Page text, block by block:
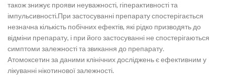
також знижує прояви неуважності, гіперактивності та
імпульсивності.При застосуванні препарату спостерігається
незначна кількість побічних ефектів, які рідко призводять до
відміни препарату, і при його застосуванні не спостерігаються
симптоми залежності та звикання до препарату.
Атомоксетин за даними клінічних досліджень є ефективним у
лікуванні нікотинової залежності.